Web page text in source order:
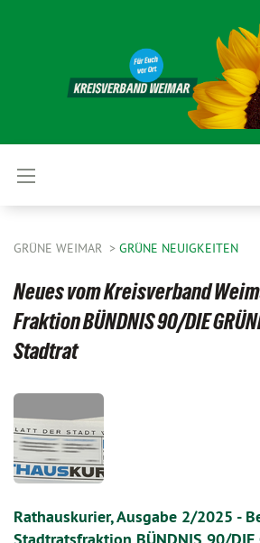
GRÜNE WEIMAR GRÜNE NEUIGKEITEN
Neues vom Kreisverband
Fraktion BÜNDNIS 90/DIE
Stadtrat
Rathauskurier, Ausgabe 2/2025 -